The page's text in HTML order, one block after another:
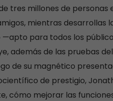
tres millones de personas
mientras desarrollas
—apto para todos los
además de las pruebas
de su magnético
de prestigio,
cómo mejorar las